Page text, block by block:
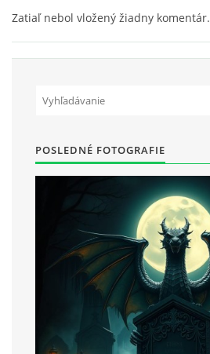
Zatiaľ nebol vložený žiadny komentár.
POSLEDNÉ FOTOGRAFIE